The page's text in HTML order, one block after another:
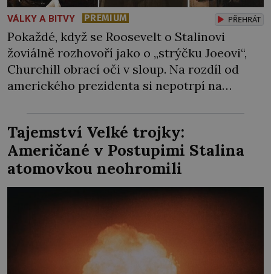
VÁLKY A BITVY PREMIUM PŘEHRÁT
Pokaždé, když se Roosevelt o Stalinovi
žoviálně rozhovoří jako o „strýčku Joeovi“,
Churchill obrací oči v sloup. Na rozdíl od
amerického prezidenta si nepotrpí na
sovětskému diktátorovi nijak poklonkovat.
Mají zrovna společný cíl, tím to začíná a
končí. Nedělá si iluze, že jejich spojenectví
přežije Hitlera… „Země Osy již […]
Tajemství Velké trojky:
Američané v Postupimi Stalina
atomovkou neohromili